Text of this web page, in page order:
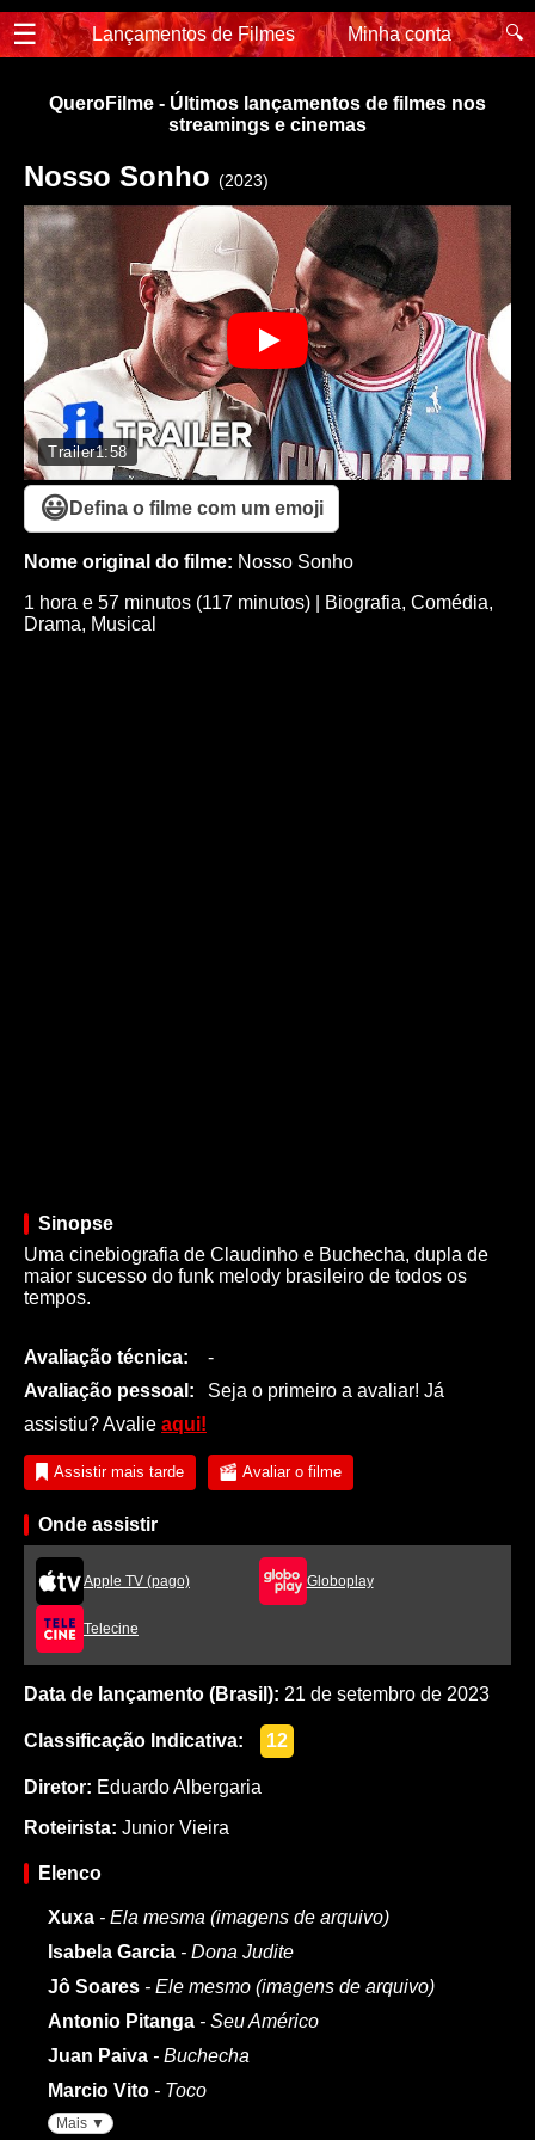
☰ Lançamentos de Filmes Minha conta 🔍
QueroFilme - Últimos lançamentos de filmes nos
streamings e cinemas
Nosso Sonho (2023)
Trailer1:58
😃 Defina o filme com um emoji
Nome original do filme: Nosso Sonho
1 hora e 57 minutos (117 minutos)
Biografia, Comédia,
Drama, Musical
Sinopse
Uma cinebiografia de Claudinho e Buchecha, dupla de
maior sucesso do funk melody brasileiro de todos os
tempos.
Avaliação técnica:
-
Avaliação pessoal:
Seja o primeiro a avaliar! Já
assistiu? Avalie aqui!
Assistir mais tarde Avaliar o filme
Onde assistir
Apple TV (pago) Globoplay
Telecine
Data de lançamento (Brasil): 21 de setembro de 2023
Classificação Indicativa: 12
Diretor: Eduardo Albergaria
Roteirista: Junior Vieira
Elenco
Xuxa - Ela mesma (imagens de arquivo)
Isabela Garcia - Dona Judite
Jô Soares - Ele mesmo (imagens de arquivo)
Antonio Pitanga - Seu Américo
Juan Paiva - Buchecha
Marcio Vito - Toco
Mais ▼